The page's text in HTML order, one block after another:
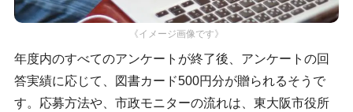
《イメージ画像です》
年度内のすべてのアンケートが終了後、アンケートの回
答実績に応じて、図書カード500円分が贈られるそうで
す。応募方法や、市政モニターの流れは、東大阪市役所